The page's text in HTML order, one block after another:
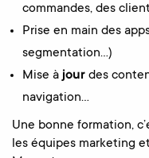
commandes, des
Prise en main des
segmentation…)
Mise à jourdes
navigation…
Une bonne formation,
les équipes marketing